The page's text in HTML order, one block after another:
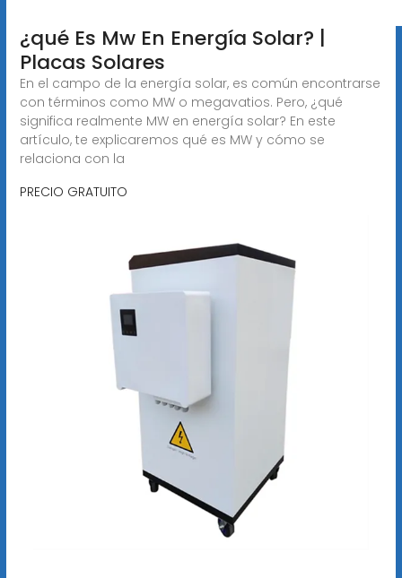
¿qué Es Mw En Energía Solar? |
Placas Solares
En el campo de la energía solar, es común encontrarse
con términos como MW o megavatios. Pero, ¿qué
significa realmente MW en energía solar? En este
artículo, te explicaremos qué es MW y cómo se
relaciona con la
PRECIO GRATUITO